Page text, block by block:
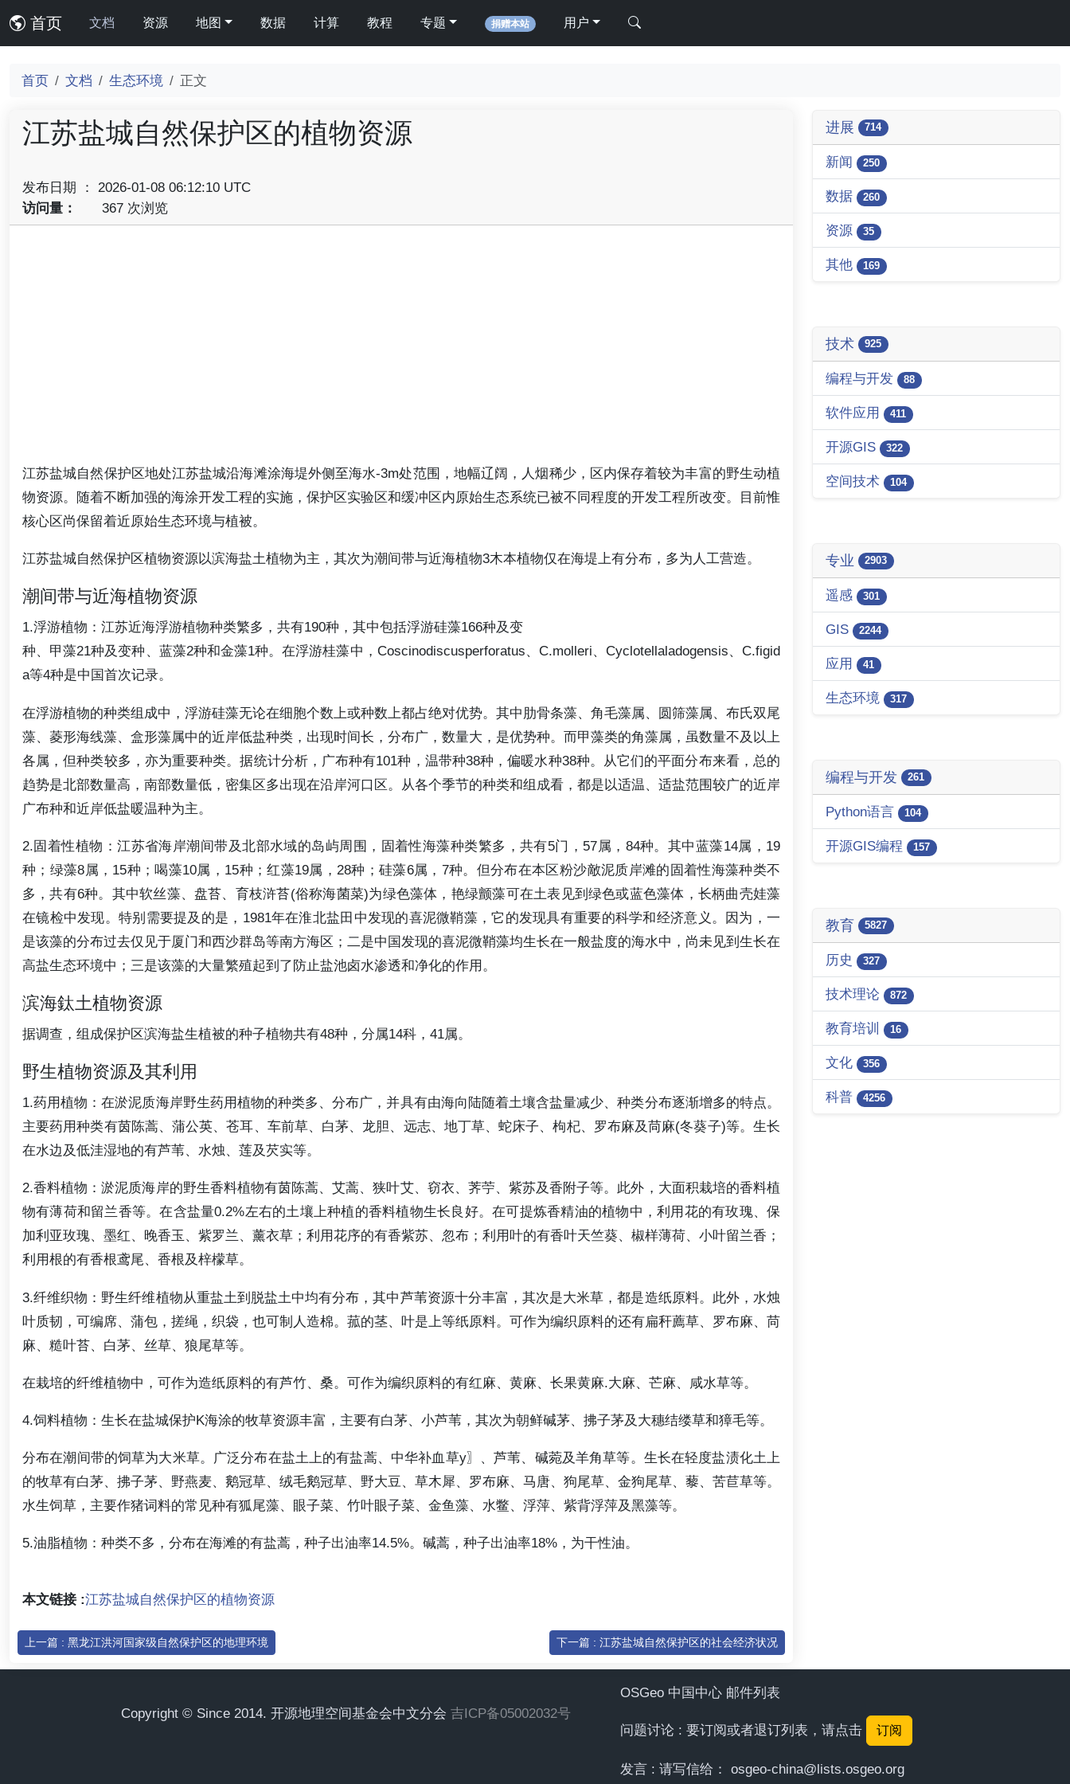
首页 文档 资源 地图 数据 计算 教程 专题 捐赠本站 用户
首页 文档 生态环境 正文
江苏盐城自然保护区的植物资源
发布日期 ： 2026-01-08 06:12:10 UTC
访问量：
367 次浏览
江苏盐城自然保护区地处江苏盐城沿海滩涂海堤外侧至海水-3m处范围，地幅辽阔，人烟稀少，区内保存着较为丰富的野生动植
物资源。随着不断加强的海涂开发工程的实施，保护区实验区和缓冲区内原始生态系统已被不同程度的开发工程所改变。目前惟
核心区尚保留着近原始生态环境与植被。
江苏盐城自然保护区植物资源以滨海盐土植物为主，其次为潮间带与近海植物3木本植物仅在海堤上有分布，多为人工营造。
潮间带与近海植物资源
1.浮游植物：江苏近海浮游植物种类繁多，共有190种，其中包括浮游硅藻166种及变
种、甲藻21种及变种、蓝藻2种和金藻1种。在浮游桂藻中，Coscinodiscusperforatus、C.molleri、Cyclotellaladogensis、C.figid
a等4种是中国首次记录。
在浮游植物的种类组成中，浮游硅藻无论在细胞个数上或种数上都占绝对优势。其中肋骨条藻、角毛藻属、圆筛藻属、布氏双尾
藻、菱形海线藻、盒形藻属中的近岸低盐种类，出现时间长，分布广，数量大，是优势种。而甲藻类的角藻属，虽数量不及以上
各属，但种类较多，亦为重要种类。据统计分析，广布种有101种，温带种38种，偏暖水种38种。从它们的平面分布来看，总的
趋势是北部数量高，南部数量低，密集区多出现在沿岸河口区。从各个季节的种类和组成看，都是以适温、适盐范围较广的近岸
广布种和近岸低盐暖温种为主。
2.固着性植物：江苏省海岸潮间带及北部水域的岛屿周围，固着性海藻种类繁多，共有5门，57属，84种。其中蓝藻14属，19
种；绿藻8属，15种；喝藻10属，15种；红藻19属，28种；硅藻6属，7种。但分布在本区粉沙敵泥质岸滩的固着性海藻种类不
多，共有6种。其中软丝藻、盘苔、育枝浒苔(俗称海菌菜)为绿色藻体，艳绿颤藻可在土表见到绿色或蓝色藻体，长柄曲壳娃藻
在镜检中发现。特别需要提及的是，1981年在淮北盐田中发现的喜泥微鞘藻，它的发现具有重要的科学和经济意义。因为，一
是该藻的分布过去仅见于厦门和西沙群岛等南方海区；二是中国发现的喜泥微鞘藻均生长在一般盐度的海水中，尚未见到生长在
高盐生态环境中；三是该藻的大量繁殖起到了防止盐池卤水渗透和净化的作用。
滨海鈦土植物资源
据调查，组成保护区滨海盐生植被的种子植物共有48种，分属14科，41属。
野生植物资源及其利用
1.药用植物：在淤泥质海岸野生药用植物的种类多、分布广，并具有由海向陆随着土壤含盐量减少、种类分布逐渐增多的特点。
主要药用种类有茵陈蒿、蒲公英、苍耳、车前草、白茅、龙胆、远志、地丁草、蛇床子、枸杞、罗布麻及苘麻(冬葵子)等。生长
在水边及低洼湿地的有芦苇、水烛、莲及芡实等。
2.香料植物：淤泥质海岸的野生香料植物有茵陈蒿、艾蒿、狭叶艾、窃衣、荠苧、紫苏及香附子等。此外，大面积栽培的香料植
物有薄荷和留兰香等。在含盐量0.2%左右的土壤上种植的香料植物生长良好。在可提炼香精油的植物中，利用花的有玫瑰、保
加利亚玫瑰、墨红、晚香玉、紫罗兰、薰衣草；利用花序的有香紫苏、忽布；利用叶的有香叶天竺葵、椒样薄荷、小叶留兰香；
利用根的有香根鸢尾、香根及梓檬草。
3.纤维织物：野生纤维植物从重盐土到脱盐土中均有分布，其中芦苇资源十分丰富，其次是大米草，都是造纸原料。此外，水烛
叶质韧，可编席、蒲包，搓绳，织袋，也可制人造棉。菰的茎、叶是上等纸原料。可作为编织原料的还有扁秆薦草、罗布麻、苘
麻、糙叶苔、白茅、丝草、狼尾草等。
在栽培的纤维植物中，可作为造纸原料的有芦竹、桑。可作为编织原料的有红麻、黄麻、长果黄麻.大麻、芒麻、咸水草等。
4.饲料植物：生长在盐城保护K海涂的牧草资源丰富，主要有白茅、小芦苇，其次为朝鲜碱茅、拂子茅及大穗结缕草和獐毛等。
分布在潮间带的饲草为大米草。广泛分布在盐土上的有盐蒿、中华补血草y〗、芦苇、碱菀及羊角草等。生长在轻度盐渍化土上
的牧草有白茅、拂子茅、野燕麦、鹅冠草、绒毛鹅冠草、野大豆、草木犀、罗布麻、马唐、狗尾草、金狗尾草、藜、苦苣草等。
水生饲草，主要作猪词料的常见种有狐尾藻、眼子菜、竹叶眼子菜、金鱼藻、水鳖、浮萍、紫背浮萍及黑藻等。
5.油脂植物：种类不多，分布在海滩的有盐蒿，种子出油率14.5%。碱蒿，种子出油率18%，为干性油。
本文链接 :江苏盐城自然保护区的植物资源
上一篇 : 黑龙江洪河国家级自然保护区的地理环境 下一篇 : 江苏盐城自然保护区的社会经济状况
进展 714
新闻 250
数据 260
资源 35
其他 169
技术 925
编程与开发 88
软件应用 411
开源GIS 322
空间技术 104
专业 2903
遥感 301
GIS 2244
应用 41
生态环境 317
编程与开发 261
Python语言 104
开源GIS编程 157
教育 5827
历史 327
技术理论 872
教育培训 16
文化 356
科普 4256
Copyright © Since 2014. 开源地理空间基金会中文分会 吉ICP备05002032号
OSGeo 中国中心 邮件列表
问题讨论 : 要订阅或者退订列表，请点击 订阅
发言 : 请写信给： osgeo-china@lists.osgeo.org